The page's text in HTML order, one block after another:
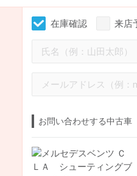
在庫確認 来店
お問い合わせする中古車